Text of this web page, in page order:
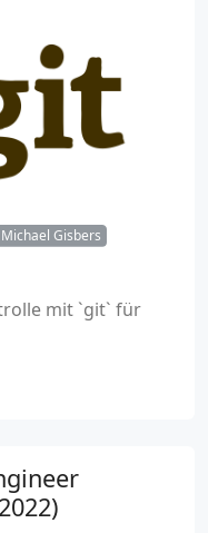
Michael Gisbers
mit `git` für